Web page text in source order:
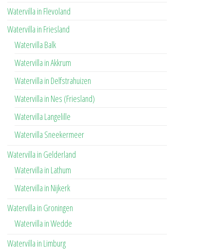
Watervilla in Flevoland
Watervilla in Friesland
Watervilla Balk
Watervilla in Akkrum
Watervilla in Delfstrahuizen
Watervilla in Nes (Friesland)
Watervilla Langelille
Watervilla Sneekermeer
Watervilla in Gelderland
Watervilla in Lathum
Watervilla in Nijkerk
Watervilla in Groningen
Watervilla in Wedde
Watervilla in Limburg